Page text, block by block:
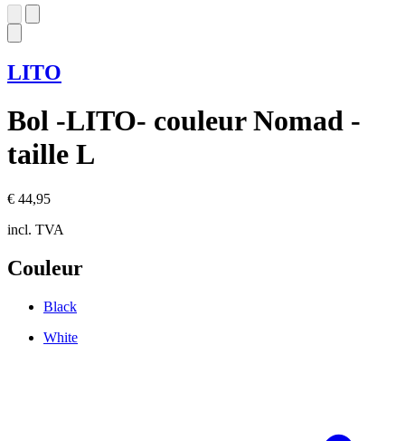
LITO
Bol -LITO- couleur Nomad -
taille L
€ 44,95
incl. TVA
Couleur
Black
White